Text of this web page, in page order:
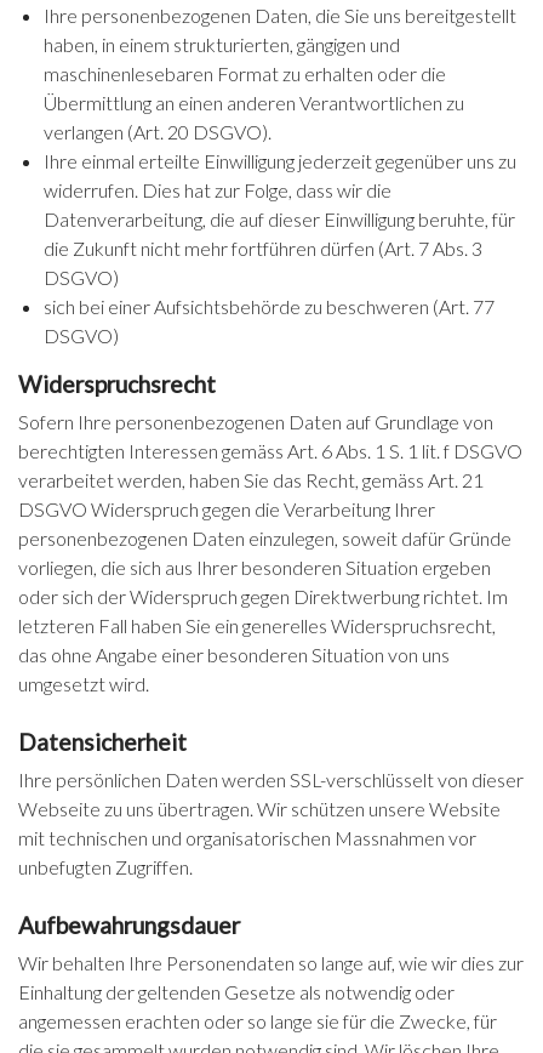
Ihre personenbezogenen Daten, die Sie uns bereitgestellt
haben, in einem strukturierten, gängigen und
maschinenlesebaren Format zu erhalten oder die
Übermittlung an einen anderen Verantwortlichen zu
verlangen (Art. 20 DSGVO).
Ihre einmal erteilte Einwilligung jederzeit gegenüber uns zu
widerrufen. Dies hat zur Folge, dass wir die
Datenverarbeitung, die auf dieser Einwilligung beruhte, für
die Zukunft nicht mehr fortführen dürfen (Art. 7 Abs. 3
DSGVO)
sich bei einer Aufsichtsbehörde zu beschweren (Art. 77
DSGVO)
Widerspruchsrecht
Sofern Ihre personenbezogenen Daten auf Grundlage von
berechtigten Interessen gemäss Art. 6 Abs. 1 S. 1 lit. f DSGVO
verarbeitet werden, haben Sie das Recht, gemäss Art. 21
DSGVO Widerspruch gegen die Verarbeitung Ihrer
personenbezogenen Daten einzulegen, soweit dafür Gründe
vorliegen, die sich aus Ihrer besonderen Situation ergeben
oder sich der Widerspruch gegen Direktwerbung richtet. Im
letzteren Fall haben Sie ein generelles Widerspruchsrecht,
das ohne Angabe einer besonderen Situation von uns
umgesetzt wird.
Datensicherheit
Ihre persönlichen Daten werden SSL-verschlüsselt von dieser
Webseite zu uns übertragen. Wir schützen unsere Website
mit technischen und organisatorischen Massnahmen vor
unbefugten Zugriffen.
Aufbewahrungsdauer
Wir behalten Ihre Personendaten so lange auf, wie wir dies zur
Einhaltung der geltenden Gesetze als notwendig oder
angemessen erachten oder so lange sie für die Zwecke, für